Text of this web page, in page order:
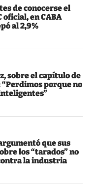
de conocerse el
oficial, en CABA
al 2,9%
sobre el capítulo de
porque no
que sus
los “tarados” no
la industria